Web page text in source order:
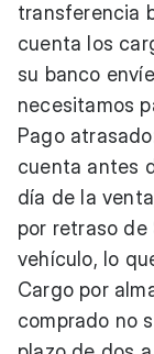
transferencia
cuenta los
su banco
necesitamos
Pago
cuenta antes
día de la
por retraso de
vehículo, lo
Cargo por
comprado no